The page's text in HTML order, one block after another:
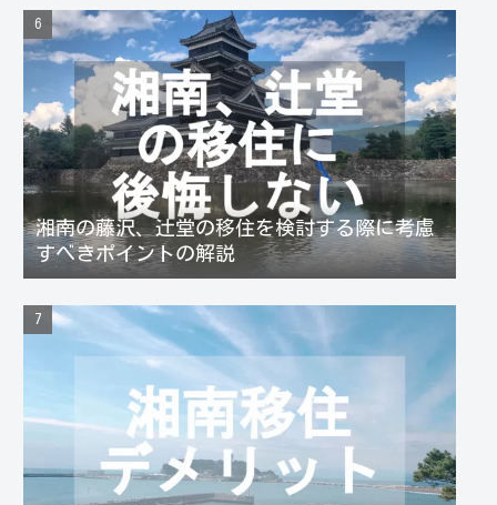
湘南の藤沢、辻堂の移住を検討する際に考慮
すべきポイントの解説